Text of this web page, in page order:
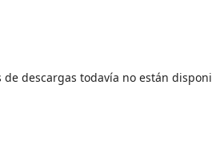
de descargas todavía no están